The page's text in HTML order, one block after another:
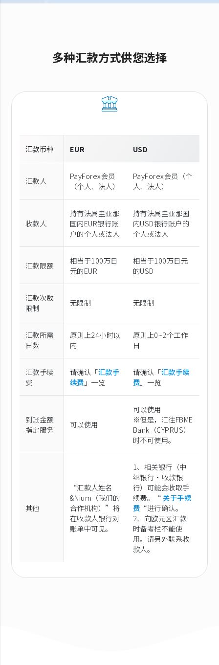
多种汇款方式供您选择
汇款币种 EUR USD
汇款人
PayForex会员
（个人、法人）
PayForex会员（个
人、法人）
收款人
持有法属圭亚那
国内EUR银行账
户的个人或法人
持有法属圭亚那国
内USD银行账户的
个人或法人
汇款限额
相当于100万日
元的EUR
相当于100万日元
的USD
汇款次数
限制
无限制 无限制
汇款所需
日数
原则上24小时以
内
原则上0~2个工作
日
汇款手续
费
请确认「汇款手
续费 」一览
请确认「汇款手续
费」一览
到账金额
指定服务
可以使用
可以使用
※但是，汇往FBME
Bank（CYPRUS）
时不可使用。
其他
“汇款人姓名
&Nium（我们的
合作机构）”将
在收款人银行对
账单中可见。
1、相关银行（中
继银行·收款银
行）可能会收取手
续费。“关于手续
费 “进行确认。
2、向欧元区汇款
时备考栏不能使
用。请另外联系收
款人。